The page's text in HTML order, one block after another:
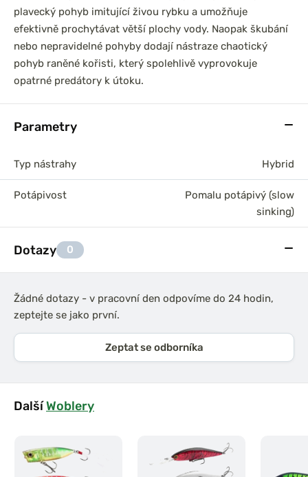
plavecký pohyb imitující živou rybku a umožňuje
efektivně prochytávat větší plochy vody. Naopak škubání
nebo nepravidelné pohyby dodají nástraze chaotický
pohyb raněné kořisti, který spolehlivě vyprovokuje
opatrné predátory k útoku.
Parametry
Typ nástrahy Hybrid
Potápivost
Pomalu potápivý (slow
sinking)
Dotazy 0
Žádné dotazy - v pracovní den odpovíme do 24 hodin,
zeptejte se jako první.
Zeptat se odborníka
DalšíWoblery